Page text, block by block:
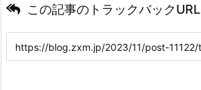
この記事のトラックバックURL